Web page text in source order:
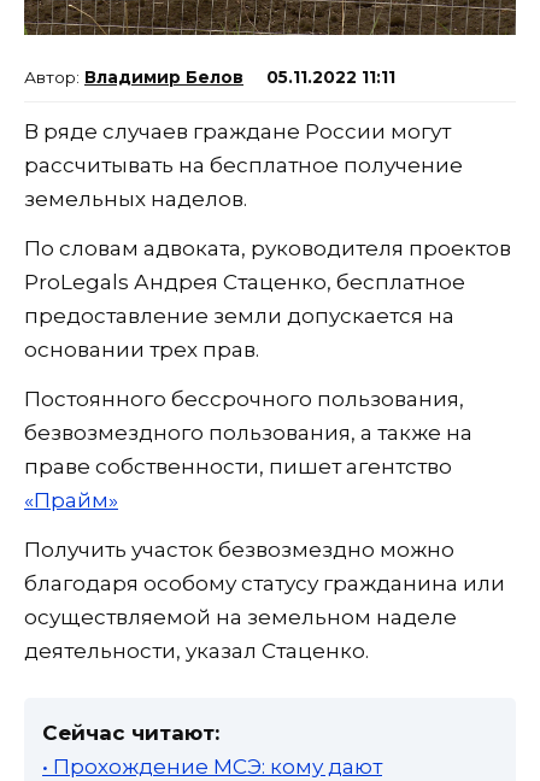
Владимир Белов 05.11.2022 11:11
В ряде случаев граждане России могут
рассчитывать на бесплатное получение
земельных наделов.
По словам адвоката, руководителя проектов
ProLegals Андрея Стаценко, бесплатное
предоставление земли допускается на
основании трех прав.
Постоянного бессрочного пользования,
безвозмездного пользования, а также на
праве собственности, пишет агентство
«Прайм»
Получить участок безвозмездно можно
благодаря особому статусу гражданина или
осуществляемой на земельном наделе
деятельности, указал Стаценко.
Сейчас читают:
• Прохождение МСЭ: кому дают